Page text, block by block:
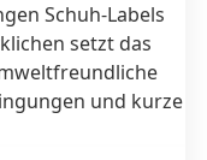
Schuh-Labels
setzt das
und kurze